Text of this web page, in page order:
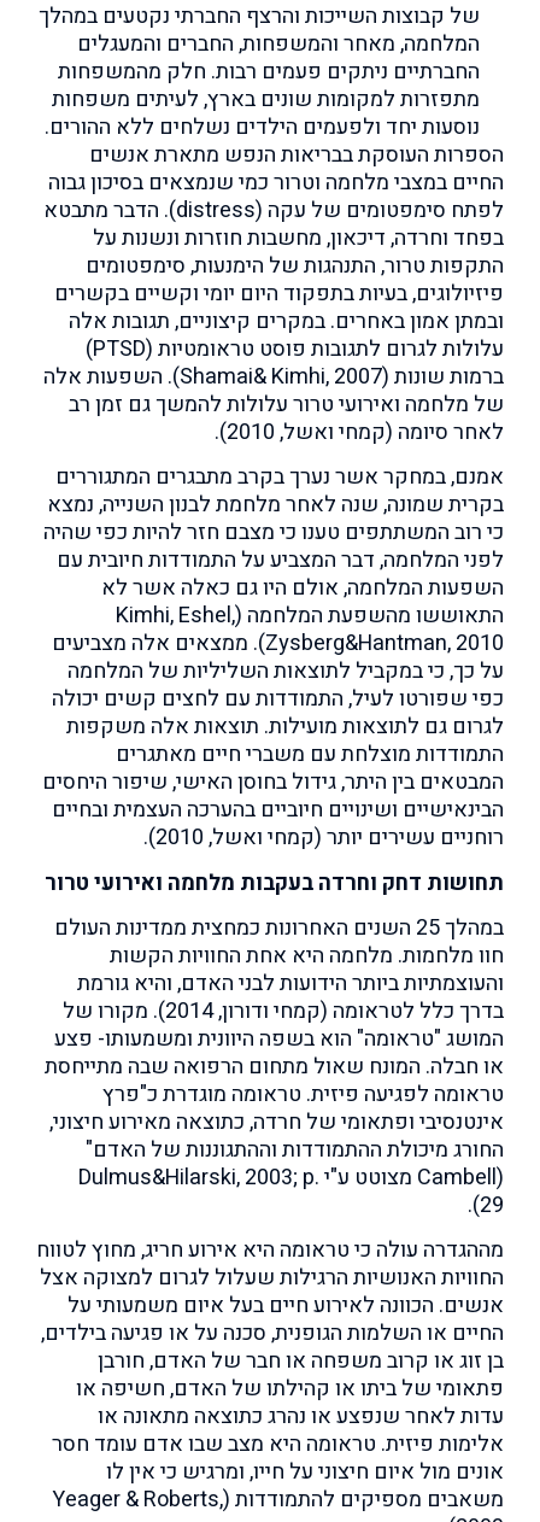
של קבוצות השייכות והרצף החברתי נקטעים במהלך
המלחמה, מאחר והמשפחות, החברים והמעגלים
החברתיים ניתקים פעמים רבות. חלק מהמשפחות
מתפזרות למקומות שונים בארץ, לעיתים משפחות
נוסעות יחד ולפעמים הילדים נשלחים ללא ההורים.
הספרות העוסקת בבריאות הנפש מתארת אנשים
החיים במצבי מלחמה וטרור כמי שנמצאים בסיכון גבוה
לפתח סימפטומים של עקה (distress). הדבר מתבטא
בפחד וחרדה, דיכאון, מחשבות חוזרות ונשנות על
התקפות טרור, התנהגות של הימנעות, סימפטומים
פיזיולוגים, בעיות בתפקוד היום יומי וקשיים בקשרים
ובמתן אמון באחרים. במקרים קיצוניים, תגובות אלה
עלולות לגרום לתגובות פוסט טראומטיות (PTSD)
ברמות שונות (Shamai& Kimhi, 2007). השפעות אלה
של מלחמה ואירועי טרור עלולות להמשך גם זמן רב
לאחר סיומה (קמחי ואשל, 2010).
אמנם, במחקר אשר נערך בקרב מתבגרים המתגוררים
בקרית שמונה, שנה לאחר מלחמת לבנון השנייה, נמצא
כי רוב המשתתפים טענו כי מצבם חזר להיות כפי שהיה
לפני המלחמה, דבר המצביע על התמודדות חיובית עם
השפעות המלחמה, אולם היו גם כאלה אשר לא
התאוששו מהשפעת המלחמה (Kimhi, Eshel,
Zysberg&Hantman, 2010). ממצאים אלה מצביעים
על כך, כי במקביל לתוצאות השליליות של המלחמה
כפי שפורטו לעיל, התמודדות עם לחצים קשים יכולה
לגרום גם לתוצאות מועילות. תוצאות אלה משקפות
התמודדות מוצלחת עם משברי חיים מאתגרים
המבטאים בין היתר, גידול בחוסן האישי, שיפור היחסים
הבינאישיים ושינויים חיוביים בהערכה העצמית ובחיים
רוחניים עשירים יותר (קמחי ואשל, 2010).
תחושות דחק וחרדה בעקבות מלחמה ואירועי טרור
במהלך 25 השנים האחרונות כמחצית ממדינות העולם
חוו מלחמות. מלחמה היא אחת החוויות הקשות
והעוצמתיות ביותר הידועות לבני האדם, והיא גורמת
בדרך כלל לטראומה (קמחי ודורון, 2014). מקורו של
המושג "טראומה" הוא בשפה היוונית ומשמעותו- פצע
או חבלה. המונח שאול מתחום הרפואה שבה מתייחסת
טראומה לפגיעה פיזית. טראומה מוגדרת כ"פרץ
אינטנסיבי ופתאומי של חרדה, כתוצאה מאירוע חיצוני,
החורג מיכולת ההתמודדות וההתגוננות של האדם"
(Cambell מצוטט ע"י Dulmus&Hilarski, 2003; p.
29).
מההגדרה עולה כי טראומה היא אירוע חריג, מחוץ לטווח
החוויות האנושיות הרגילות שעלול לגרום למצוקה אצל
אנשים. הכוונה לאירוע חיים בעל איום משמעותי על
החיים או השלמות הגופנית, סכנה על או פגיעה בילדים,
בן זוג או קרוב משפחה או חבר של האדם, חורבן
פתאומי של ביתו או קהילתו של האדם, חשיפה או
עדות לאחר שנפצע או נהרג כתוצאה מתאונה או
אלימות פיזית. טראומה היא מצב שבו אדם עומד חסר
אונים מול איום חיצוני על חייו, ומרגיש כי אין לו
משאבים מספיקים להתמודדות (Yeager & Roberts,